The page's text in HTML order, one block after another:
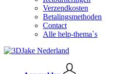
Verzendkosten
Betalingsmethoden
Contact
Alle help-thema`s